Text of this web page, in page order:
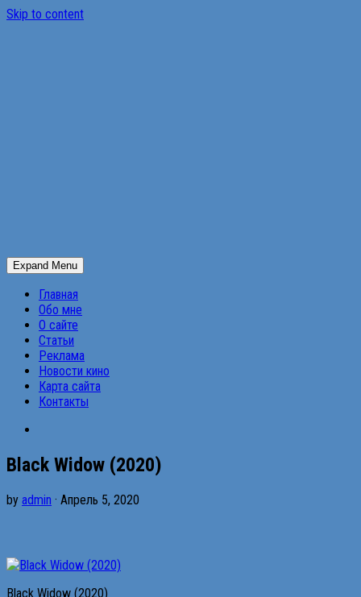
Skip to content
Expand Menu
Главная
Обо мне
О сайте
Статьи
Реклама
Новости кино
Карта сайта
Контакты
Black Widow (2020)
by admin · Апрель 5, 2020
Black Widow (2020)